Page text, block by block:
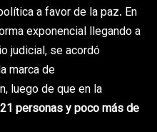
a favor de la paz. En
exponencial llegando a
judicial, se acordó
marca de
luego de que en la
21 personas y poco más de